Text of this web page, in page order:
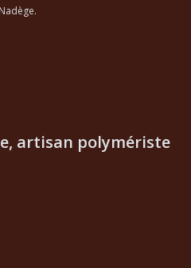
artisan polymériste